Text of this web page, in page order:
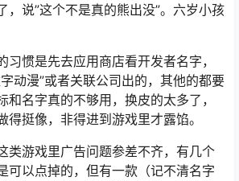
，说”这个不是真的熊出没”。六岁小孩
习惯是先去应用商店看开发者名字，
动漫”或者关联公司出的，其他的都要
和名字真的不够用，换皮的太多了，
得挺像，非得进到游戏里才露馅。
类游戏里广告问题参差不齐，有几个
可以点掉的，但有一款（记不清名字